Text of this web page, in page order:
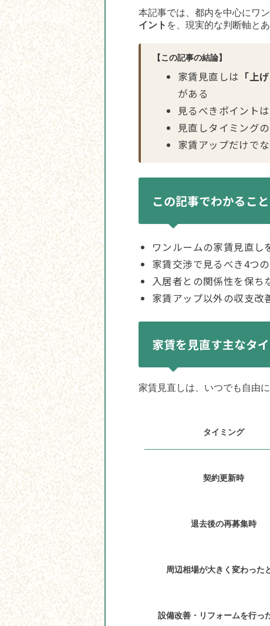
本記事では、都内を中心にワ
イント を、現実的な判断軸と
【この記事の結論】
家賃見直しは 「上
がある
見るべきポイントは
見直しタイミング
家賃アップだけで
この記事でわかること
ワンルームの家賃見直し
家賃交渉で見るべき4つ
入居者との関係性を保ち
家賃アップ以外の収支改
家賃を見直す主なタ
家賃見直しは、いつでも自由
タイミング
契約更新時
退去後の再募集時
周辺相場が大きく変わった
設備改善・リフォームを行っ